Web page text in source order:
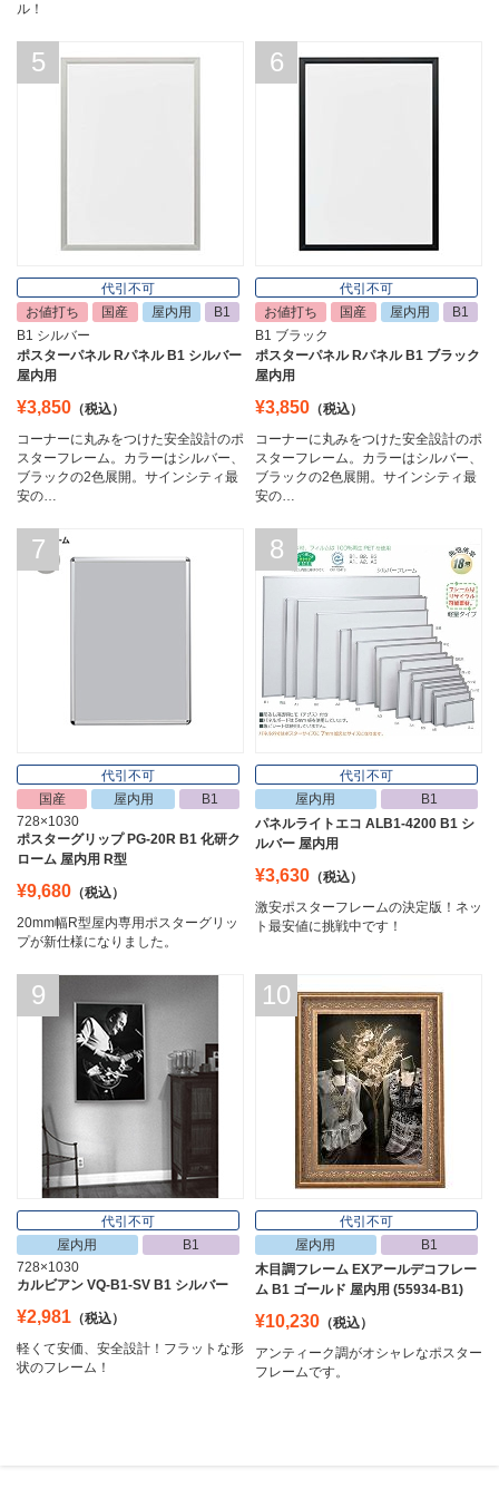
ル！
5
代引不可
お値打ち
国産 屋内用
B1
B1 シルバー
ポスターパネル Rパネル B1 シルバー
屋内用
¥3,850 （税込）
コーナーに丸みをつけた安全設計のポ
スターフレーム。カラーはシルバー、
ブラックの2色展開。サインシティ最
安の…
6
代引不可
お値打ち
国産 屋内用
B1
B1 ブラック
ポスターパネル Rパネル B1 ブラック
屋内用
¥3,850 （税込）
コーナーに丸みをつけた安全設計のポ
スターフレーム。カラーはシルバー、
ブラックの2色展開。サインシティ最
安の…
7
代引不可
国産
屋内用
B1
728×1030
ポスターグリップ PG-20R B1 化研ク
ローム 屋内用 R型
¥9,680 （税込）
20mm幅R型屋内専用ポスターグリッ
プが新仕様になりました。
8
代引不可
屋内用
B1
パネルライトエコ ALB1-4200 B1 シ
ルバー 屋内用
¥3,630 （税込）
激安ポスターフレームの決定版！ネッ
ト最安値に挑戦中です！
9
代引不可
屋内用
B1
728×1030
カルビアン VQ-B1-SV B1 シルバー
¥2,981 （税込）
軽くて安価、安全設計！フラットな形
状のフレーム！
10
代引不可
屋内用
B1
木目調フレーム EXアールデコフレー
ム B1 ゴールド 屋内用 (55934-B1)
¥10,230 （税込）
アンティーク調がオシャレなポスター
フレームです。